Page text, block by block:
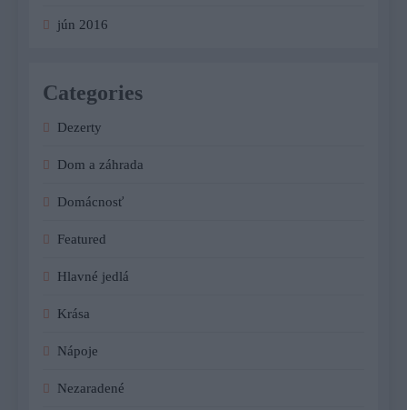
jún 2016
Categories
Dezerty
Dom a záhrada
Domácnosť
Featured
Hlavné jedlá
Krása
Nápoje
Nezaradené